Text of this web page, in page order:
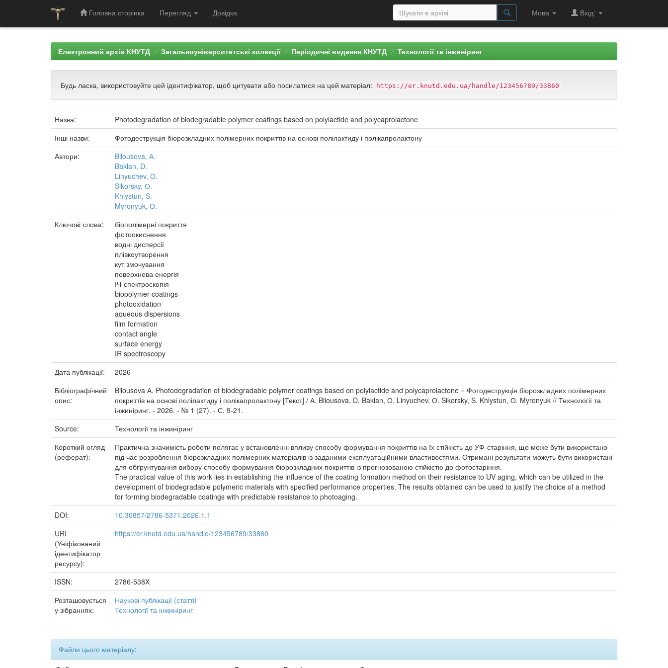
Головна сторінка Перегляд Довідка Мова Вхід:
Електронний архів КНУТД Загальноуніверситетські колекції Періодичні видання КНУТД Технології та інжиніринг
Будь ласка, використовуйте цей ідентифікатор, щоб цитувати або посилатися на цей матеріал: https://er.knutd.edu.ua/handle/123456789/33860
Назва:
Photodegradation of biodegradable polymer coatings based on polylactide and polycaprolactone
Інші назви:
Фотодеструкція біорозкладних полімерних покриттів на основі полілактиду і полікапролактону
Автори:
Bilousova, А.
Baklan, D.
Linyuchev, О.
Sikorsky, О.
Khlystun, S.
Myronyuk, О.
Ключові слова:
біополімерні покриття
фотоокиснення
водні дисперсії
плівкоутворення
кут змочування
поверхнева енергія
ІЧ-спектроскопія
biopolymer coatings
photooxidation
aqueous dispersions
film formation
contact angle
surface energy
IR spectroscopy
Дата публікації:
2026
Бібліографічний
опис:
Bilousova А. Photodegradation of biodegradable polymer coatings based on polylactide and polycaprolactone = Фотодеструкція біорозкладних полімерних
покриттів на основі полілактиду і полікапролактону [Текст] / А. Bilousova, D. Baklan, О. Linyuchev, О. Sikorsky, S. Khlystun, О. Myronyuk // Технології та
інжиніринг. - 2026. - № 1 (27). - С. 9-21.
Source:
Технології та інжиніринг
Короткий огляд
(реферат):
Практична значимість роботи полягає у встановленні впливу способу формування покриттів на їх стійкість до УФ-старіння, що може бути використано
під час розроблення біорозкладних полімерних матеріалів із заданими експлуатаційними властивостями. Отримані результати можуть бути використані
для обґрунтування вибору способу формування біорозкладних покриттів із прогнозованою стійкістю до фотостаріння.
The practical value of this work lies in establishing the influence of the coating formation method on their resistance to UV aging, which can be utilized in the
development of biodegradable polymeric materials with specified performance properties. The results obtained can be used to justify the choice of a method
for forming biodegradable coatings with predictable resistance to photoaging.
DOI:
10.30857/2786-5371.2026.1.1
URI
(Уніфікований
ідентифікатор
ресурсу):
https://er.knutd.edu.ua/handle/123456789/33860
ISSN:
2786-538X
Розташовується
у зібраннях:
Наукові публікації (статті)
Технології та інжиніринг
Файли цього матеріалу: